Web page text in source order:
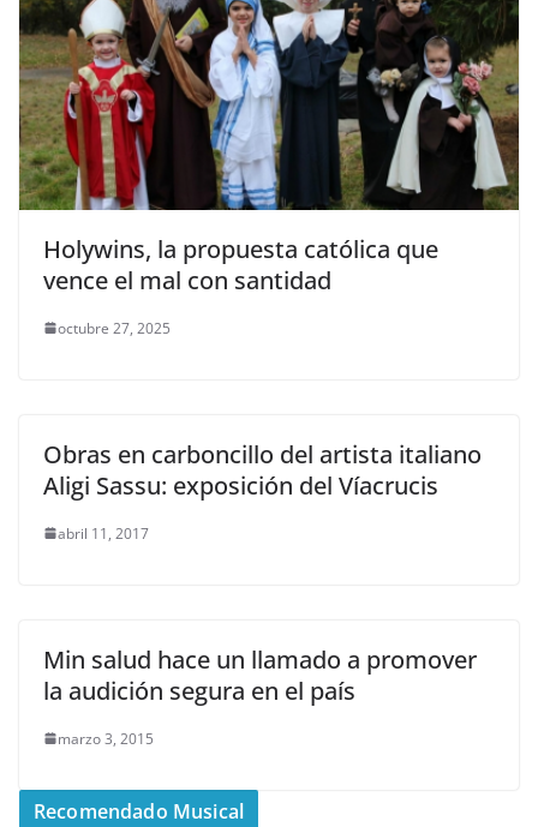
Holywins, la propuesta católica que
vence el mal con santidad
octubre 27, 2025
Obras en carboncillo del artista italiano
Aligi Sassu: exposición del Víacrucis
abril 11, 2017
Min salud hace un llamado a promover
la audición segura en el país
marzo 3, 2015
Recomendado Musical